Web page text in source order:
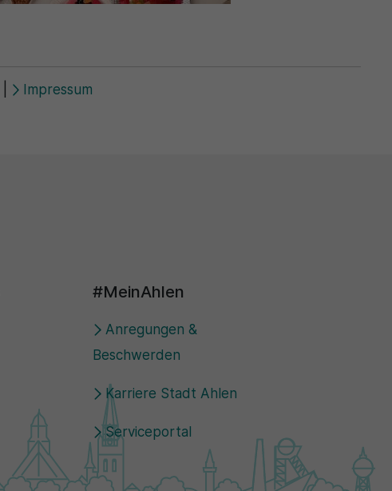
Impressum
#MeinAhlen
Anregungen &
Beschwerden
Karriere Stadt Ahlen
Serviceportal